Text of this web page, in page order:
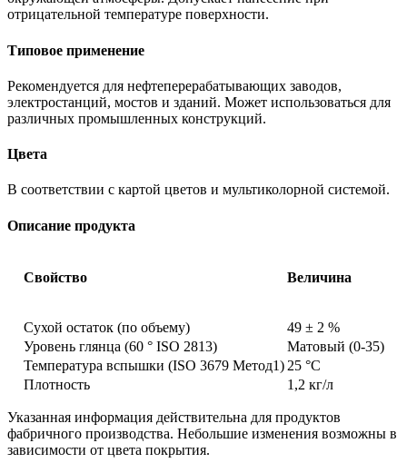
отрицательной температуре поверхности.
Типовое применение
Рекомендуется для нефтеперерабатывающих заводов,
электростанций, мостов и зданий. Может использоваться для
различных промышленных конструкций.
Цвета
В соответствии с картой цветов и мультиколорной системой.
Описание продукта
Свойство Величина
Сухой остаток (по объему)
49 ± 2 %
Уровень глянца (60 ° ISO 2813)
Матовый (0-35)
Температура вспышки (ISO 3679 Метод1) 25 °C
Плотность
1,2 кг/л
Указанная информация действительна для продуктов
фабричного производства. Небольшие изменения возможны в
зависимости от цвета покрытия.